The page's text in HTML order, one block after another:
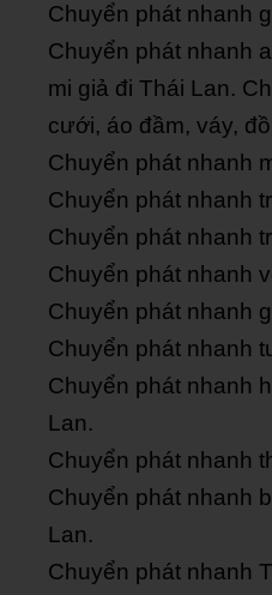
Chuyển phát nhanh
Chuyển phát nhanh
mi giả đi Thái Lan.
cưới, áo đầm, váy,
Chuyển phát nhanh
Chuyển phát nhanh
Chuyển phát nhanh
Chuyển phát nhanh
Chuyển phát nhanh
Chuyển phát nhanh
Chuyển phát nhanh
Lan.
Chuyển phát nhanh
Chuyển phát nhanh
Lan.
Chuyển phát nhanh